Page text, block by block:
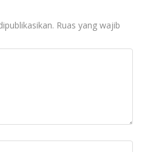
Ruas yang wajib